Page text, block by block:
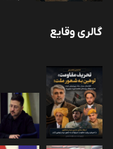
گالری وقایع